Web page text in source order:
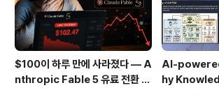
$100이 하루 만에 사라졌다 — A
nthropic Fable 5 유료 전환 사
AI-
hy